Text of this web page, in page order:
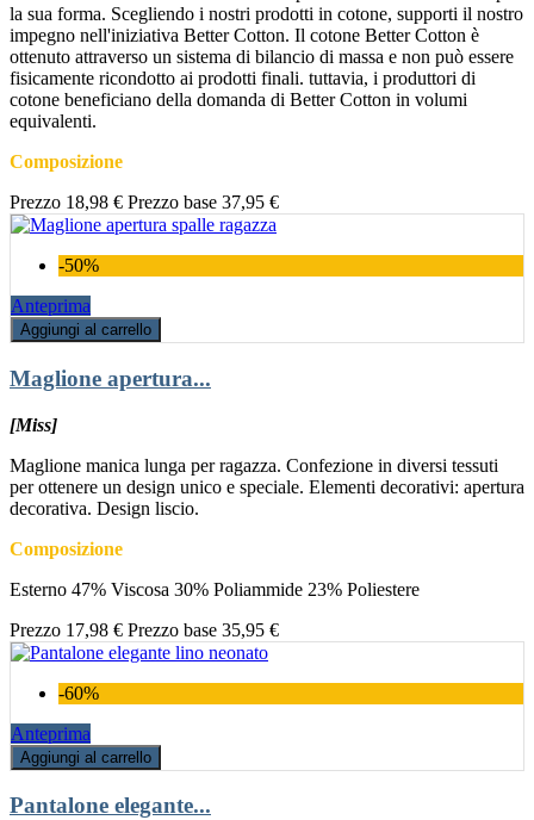
la sua forma. Scegliendo i nostri prodotti in cotone, supporti il nostro
impegno nell'iniziativa Better Cotton. Il cotone Better Cotton è
ottenuto attraverso un sistema di bilancio di massa e non può essere
fisicamente ricondotto ai prodotti finali. tuttavia, i produttori di
cotone beneficiano della domanda di Better Cotton in volumi
equivalenti.
Composizione
Prezzo 18,98 € Prezzo base 37,95 €
-50%
Anteprima
Aggiungi al carrello
Maglione apertura...
[Miss]
Maglione manica lunga per ragazza. Confezione in diversi tessuti
per ottenere un design unico e speciale. Elementi decorativi: apertura
decorativa. Design liscio.
Composizione
Esterno 47% Viscosa 30% Poliammide 23% Poliestere
Prezzo 17,98 € Prezzo base 35,95 €
-60%
Anteprima
Aggiungi al carrello
Pantalone elegante...